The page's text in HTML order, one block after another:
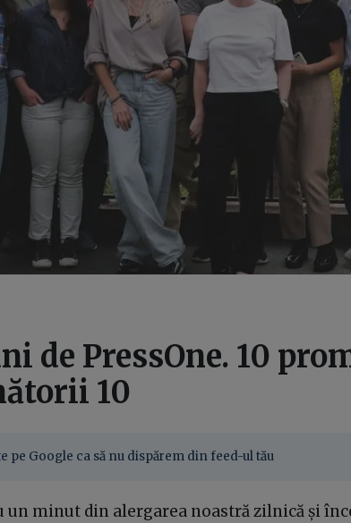
de PressOne. 10
10
pe Google ca să nu dispărem din feed-ul tău
minut din alergarea noastră zilnică și